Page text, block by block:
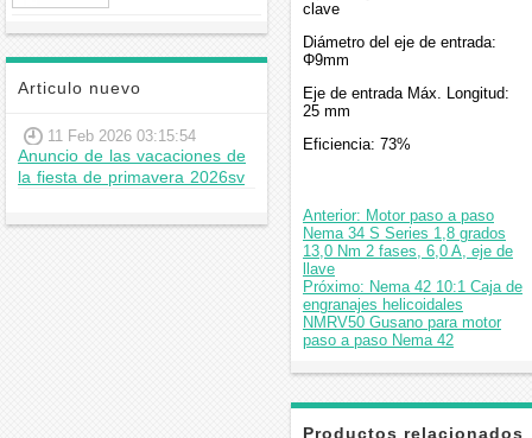
Articulo nuevo
11 Feb 2026 03:15:54
Anuncio de las vacaciones de
la fiesta de primavera 2026sv
clave
Diámetro del eje de entrada:
Φ9mm
Eje de entrada Máx. Longitud:
25 mm
Eficiencia: 73%
Anterior: Motor paso a paso
Nema 34 S Series 1,8 grados
13,0 Nm 2 fases, 6,0 A, eje de
llave
Próximo: Nema 42 10:1 Caja de
engranajes helicoidales
NMRV50 Gusano para motor
paso a paso Nema 42
Productos relacionados